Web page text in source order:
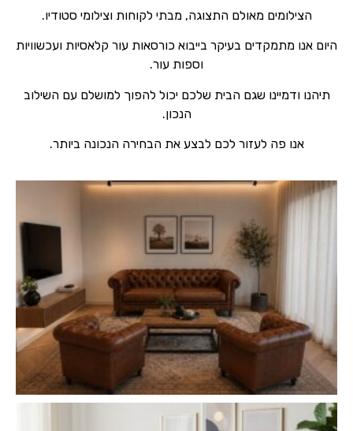
הצילומים מאולם התצוגה, מבתי לקוחות וצילומי סטודיו.
היום אנו מתמקדים בעיקר בייבוא כורסאות עור קלאסיות ועכשוויות
וספות עור.
תיהנו ודמיינו שגם הבית שלכם יכול להפוך למושלם עם השילוב
הנכון.
אנו פה לעזור לכם לבצע את הבחירה הנכונה ביותר.